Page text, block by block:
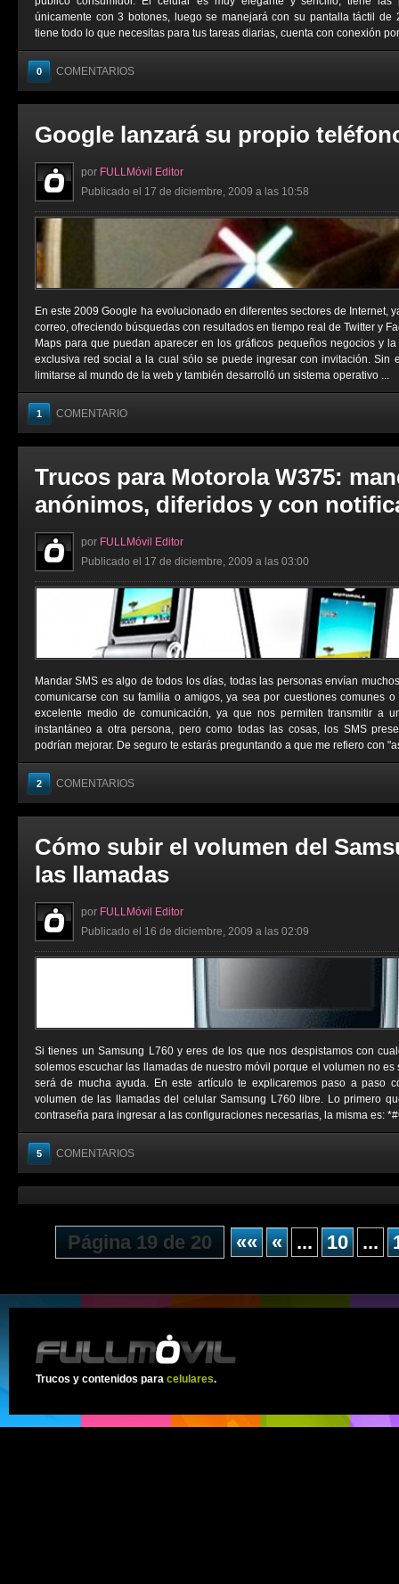
únicamente con 3 botones, luego se manejará con su pantalla táctil de
tiene todo lo que necesitas para tus tareas diarias, cuenta con conexión
0 COMENTARIOS
Google lanzará su propio
por FULLMóvil Editor
Publicado el 17 de diciembre, 2009 a las 10:58
En este 2009 Google ha evolucionado en diferentes sectores de Internet,
correo, ofreciendo búsquedas con resultados en tiempo real de Twitter y
Maps para que puedan aparecer en los gráficos pequeños negocios y
exclusiva red social a la cual sólo se puede ingresar con invitación. Sin
limitarse al mundo de la web y también desarrolló un sistema operativo ...
1 COMENTARIO
Trucos para Motorola W375:
anónimos, diferidos y con
por FULLMóvil Editor
Publicado el 17 de diciembre, 2009 a las 03:00
Mandar SMS es algo de todos los días, todas las personas envían
comunicarse con su familia o amigos, ya sea por cuestiones comunes
excelente medio de comunicación, ya que nos permiten transmitir a
instantáneo a otra persona, pero como todas las cosas, los SMS
podrían mejorar. De seguro te estarás preguntando a que me refiero con
2 COMENTARIOS
Cómo subir el volumen del
las llamadas
por FULLMóvil Editor
Publicado el 16 de diciembre, 2009 a las 02:09
Si tienes un Samsung L760 y eres de los que nos despistamos con
solemos escuchar las llamadas de nuestro móvil porque el volumen no
será de mucha ayuda. En este artículo te explicaremos paso a paso
volumen de las llamadas del celular Samsung L760 libre. Lo primero
contraseña para ingresar a las configuraciones necesarias, la misma es:
5 COMENTARIOS
Página 19 de 20 «« « ... 10 ...
Trucos y contenidos para celulares.